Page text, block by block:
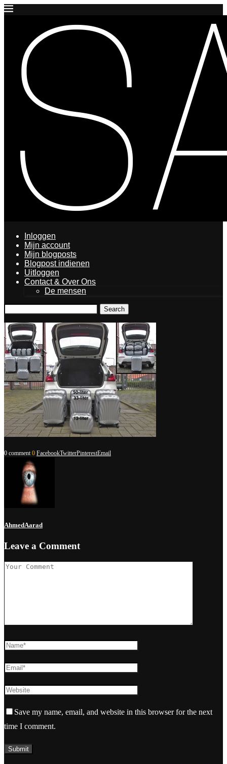
Inloggen
Mijn account
Mijn blogposts
Blogpost indienen
Uitloggen
Contact & Over Ons
De mensen
Search
0 comment 0 FacebookTwitterPinterestEmail
AhmedAarad
Leave a Comment
Save my name, email, and website in this browser for the next
time I comment.